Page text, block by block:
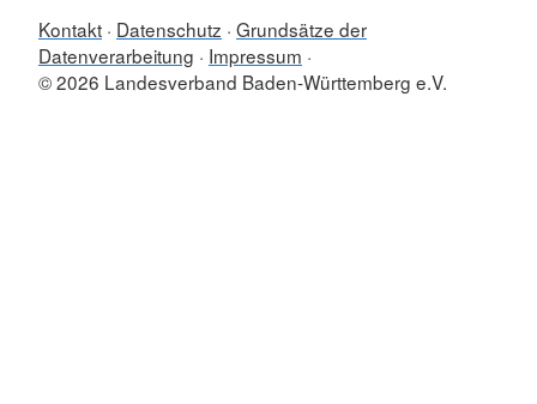
Kontakt Datenschutz Grundsätze der
Datenverarbeitung
Impressum
© 2026 Landesverband Baden-Württemberg e.V.